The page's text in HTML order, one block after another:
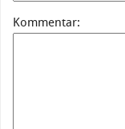
Kommentar: